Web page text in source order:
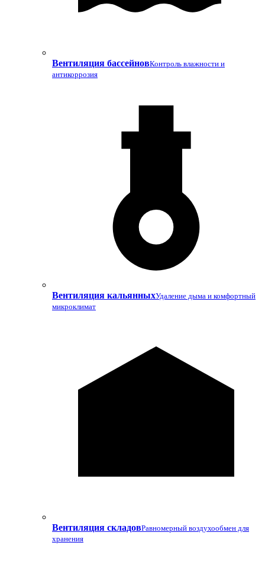
Вентиляция бассейновКонтроль влажности и
антикоррозия
Вентиляция кальянныхУдаление дыма и комфортный
микроклимат
Вентиляция складовРавномерный воздухообмен для
хранения